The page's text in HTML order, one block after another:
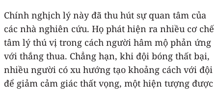
Chính nghịch lý này đã thu hút sự quan tâm của
các nhà nghiên cứu. Họ phát hiện ra nhiều cơ chế
tâm lý thú vị trong cách người hâm mộ phản ứng
với thắng thua. Chẳng hạn, khi đội bóng thất bại,
nhiều người có xu hướng tạo khoảng cách với đội
để giảm cảm giác thất vọng, một hiện tượng được